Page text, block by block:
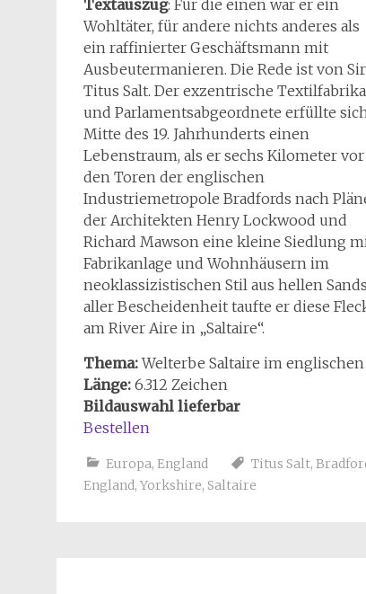
Textauszug: Für die einen war er ein
Wohltäter, für andere nichts anderes als
ein raffinierter Geschäftsmann mit
Ausbeutermanieren. Die Rede ist von Sir
Titus Salt. Der exzentrische
und Parlamentsabgeordnete erfüllte
Mitte des 19. Jahrhunderts einen
Lebenstraum, als er sechs Kilometer vor
den Toren der englischen
Industriemetropole Bradfords nach
der Architekten Henry Lockwood und
Richard Mawson eine kleine Siedlung
Fabrikanlage und Wohnhäusern im
neoklassizistischen Stil aus hellen
aller Bescheidenheit taufte er diese
am River Aire in „Saltaire“.
Thema:Welterbe Saltaire im
Länge: 6.312 Zeichen
Bildauswahl lieferbar
Bestellen
Europa, England Titus Salt,
England, Yorkshire, Saltaire